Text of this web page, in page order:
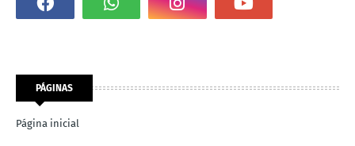
PÁGINAS
Página inicial